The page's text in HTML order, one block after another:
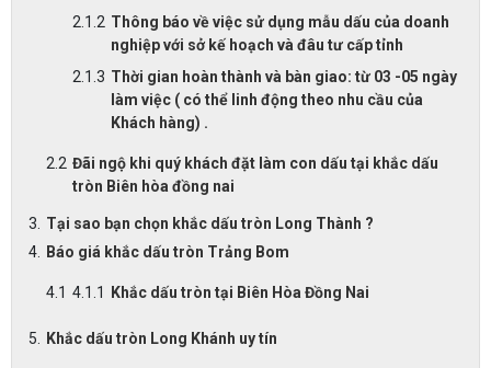
Thông báo về việc sử dụng mẫu dấu của doanh
nghiệp với sở kế hoạch và đâu tư cấp tỉnh
Thời gian hoàn thành và bàn giao: từ 03 -05 ngày
làm việc ( có thể linh động theo nhu cầu của
Khách hàng) .
Đãi ngộ khi quý khách đặt làm con dấu tại khắc dấu
tròn Biên hòa đồng nai
Tại sao bạn chọn khắc dấu tròn Long Thành ?
Báo giá khắc dấu tròn Trảng Bom
Khắc dấu tròn tại Biên Hòa Đồng Nai
Khắc dấu tròn Long Khánh uy tín